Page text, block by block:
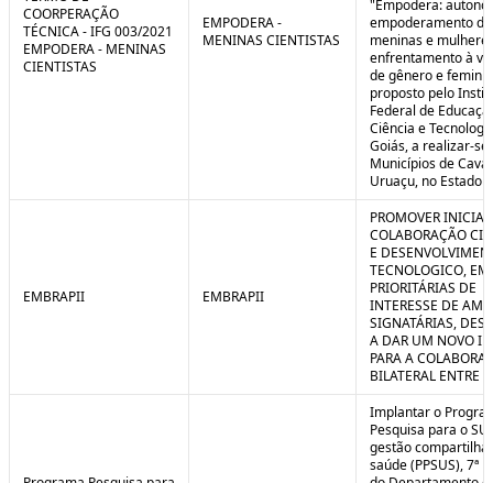
COORPERAÇÃO
TÉCNICA - IFG 003/2021
EMPODERA - MENINAS
CIENTISTAS
EMPODERA -
MENINAS CIENTISTAS
"Empodera:
empoderamento de
meninas e
enfrentamento à
de gênero e
proposto pelo
Federal de
Ciência e
Goiás, a realizar-se
Municípios de
Uruaçu, no Estado
EMBRAPII EMBRAPII
PROMOVER
COLABORAÇÃO
E
TECNOLOGICO, EM
PRIORITÁRIAS DE
INTERESSE DE
SIGNATÁRIAS,
A DAR UM NOVO
PARA A
BILATERAL ENTRE
Implantar o
Pesquisa para o
gestão
saúde (PPSUS), 7ª